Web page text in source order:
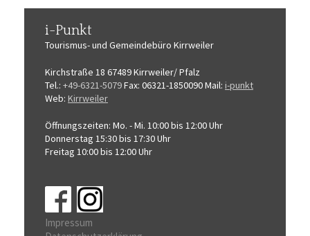
i-Punkt
Tourismus-und Gemeindebüro Kirrweiler
Kirchstraße 18 67489 Kirrweiler/ Pfalz
Tel.: +49-6321-5079Fax: 06321-1850090Mail: i-punkt
Web: Kirrweiler
Öffnungszeiten: Mo. - Mi. 10:00 bis 12:00 Uhr
Donnerstag 15:30 bis 17:30 Uhr
Freitag 10:00 bis 12:00 Uhr
Impressum